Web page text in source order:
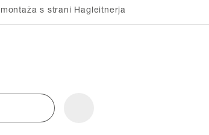
s strani Hagleitnerja